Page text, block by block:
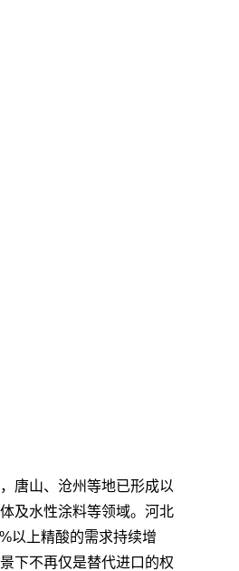
唐山、沧州等地已形成以
及水性涂料等领域。河北
以上精酸的需求持续增
下不再仅是替代进口的权